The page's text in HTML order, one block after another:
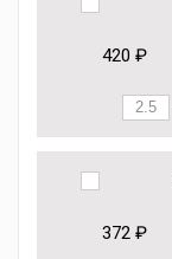
420 ₽
372 ₽